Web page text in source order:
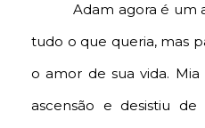
Adam agora é um
tudo o que queria, mas
o amor de sua vida.
ascensão e desistiu